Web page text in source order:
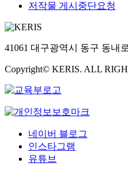
저작물 게시중단요청
41061 대구광역시 동구 동내
Copyright© KERIS. ALL
네이버 블로그
인스타그램
유튜브